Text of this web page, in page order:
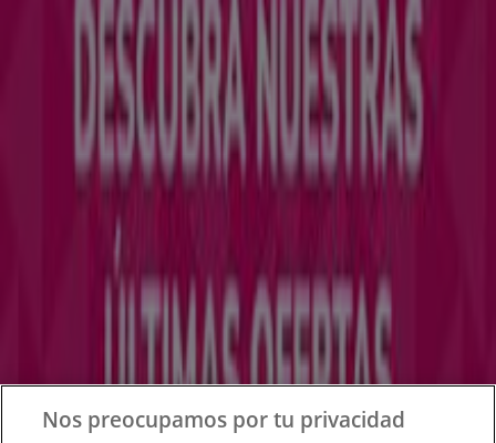
Tiendeo forma parte de Shopfully, la empresa
tecnológica que está reinventando las compras locales
en todo el mundo.
¿Qué hacemos?
Soluciones para empresas
Noticias y prensa
Trabaja con nosotros
Nos preocupamos por tu privacidad